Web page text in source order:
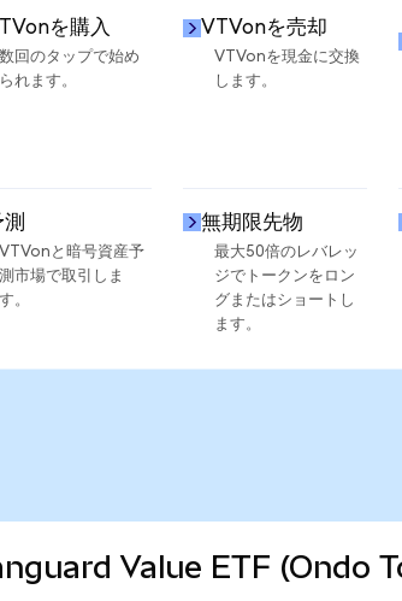
を購入
数回のタップで始め
られます。
VTVonを売却
VTVonを現金に交換
します。
VTVonと暗号資産予
測市場で取引しま
す。
無期限先物
最大50倍のレバレッ
ジでトークンをロン
グまたはショートし
ます。
Value ETF (Ondo